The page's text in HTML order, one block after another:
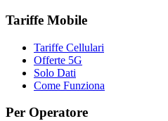
Tariffe Mobile
Tariffe Cellulari
Offerte 5G
Solo Dati
Come Funziona
Per Operatore